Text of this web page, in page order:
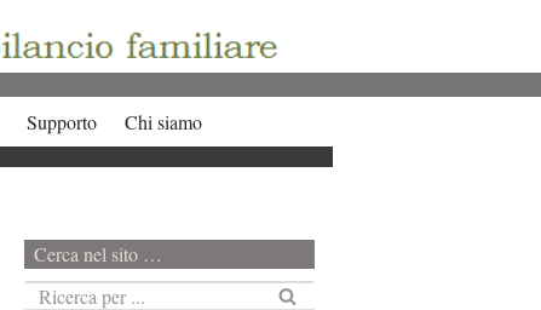
Supporto Chi siamo
Cerca nel sito …